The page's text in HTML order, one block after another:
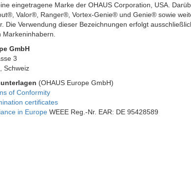
eingetragene Marke der OHAUS Corporation, USA.
Valor®, Ranger®, Vortex-Genie® und Genie® sowie
Die Verwendung dieser Bezeichnungen erfolgt
Markeninhabern.
GmbH
3
Schweiz
(OHAUS Europe GmbH)
of Conformity
certificates
in Europe WEEE Reg.-Nr. EAR: DE 95428589